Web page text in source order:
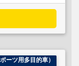
ーツ用多目的車）